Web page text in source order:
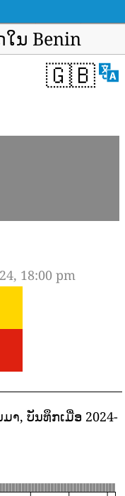
ນ Benin​
🇬🇧
18:00 pm
າ, ບັນທຶກເມື່ອ 2024-